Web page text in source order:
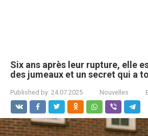
Six ans après leur rupture, elle
des jumeaux et un secret qui a
Published by: 24.07.2025 Nouvelles